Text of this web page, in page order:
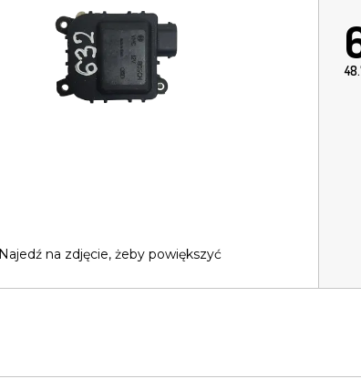
Najedź na zdjęcie, żeby powiększyć